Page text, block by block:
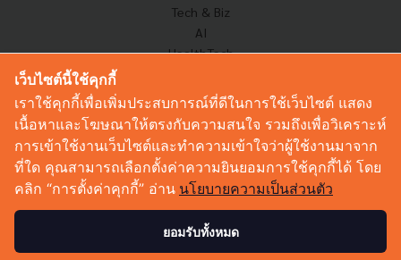
Tech & Biz
AI
HealthTech
Corp Innov
Saucy Thoughts
Based On
Sustainable
Videos
Podcast
เว็บไซต์นี้ใช้คุกกี้
เราใช้คุกกี้เพื่อเพิ่มประสบการณ์ที่ดีในการใช้เว็บไซต์ แสดง
เนื้อหาและโฆษณาให้ตรงกับความสนใจ รวมถึงเพื่อวิเคราะห์
การเข้าใช้งานเว็บไซต์และทำความเข้าใจว่าผู้ใช้งานมาจาก
ที่ใด คุณสามารถเลือกตั้งค่าความยินยอมการใช้คุกกี้ได้ โดย
คลิก “การตั้งค่าคุกกี้” อ่าน นโยบายความเป็นส่วนตัว
ยอมรับทั้งหมด